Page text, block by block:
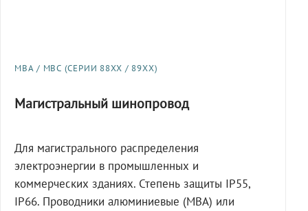
МВА / МВС (СЕРИИ 88XX / 89XX)
Магистральный шинопровод
Для магистрального распределения
электроэнергии в промышленных и
коммерческих зданиях. Степень защиты IP55,
IP66. Проводники алюминиевые (МВА) или